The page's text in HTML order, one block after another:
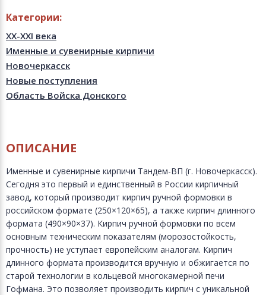
Категории:
XX-XXI века
Именные и сувенирные кирпичи
Новочеркасск
Новые поступления
Область Войска Донского
ОПИСАНИЕ
Именные и сувенирные кирпичи Тандем-ВП (г. Новочеркасск).
Сегодня это первый и единственный в России кирпичный
завод, который производит кирпич ручной формовки в
российском формате (250×120×65), а также кирпич длинного
формата (490×90×37). Кирпич ручной формовки по всем
основным техническим показателям (морозостойкость,
прочность) не уступает европейским аналогам. Кирпич
длинного формата производится вручную и обжигается по
старой технологии в кольцевой многокамерной печи
Гофмана. Это позволяет производить кирпич с уникальной